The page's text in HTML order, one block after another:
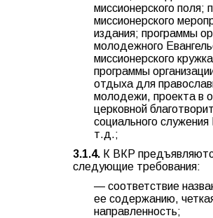
миссионерского поля;
миссионерского
издания; программы
молодежного
миссионерского
программы
отдыха для
молодежи, проекта в
церковной
социального
т.д.;
3.1.4. К ВКР
следующие требования:
— соответствие
ее содержанию,
направленность;